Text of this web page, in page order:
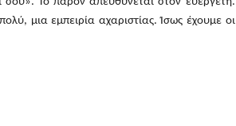
μια εμπειρία αχαριστίας. Ίσως έχουμε οι